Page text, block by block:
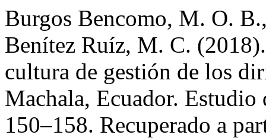
Burgos Bencomo, M. O.
Benítez Ruíz, M. C.
cultura de gestión de los
Machala, Ecuador. Estudio
150–158. Recuperado a